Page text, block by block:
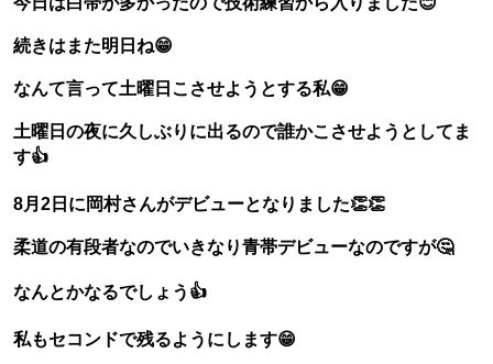
続きはまた明日ね😁
なんて言って土曜日こさせようとする私😁
土曜日の夜に久しぶりに出るので誰かこさせようとしてま
す👍
8月2日に岡村さんがデビューとなりました👏👏
柔道の有段者なのでいきなり青帯デビューなのですが🤔
なんとかなるでしょう👍
私もセコンドで残るようにします😁